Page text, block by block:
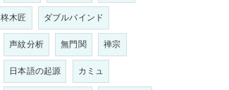
柊木匠
ダブルバインド
声紋分析 無門関
禅宗
日本語の起源
カミュ